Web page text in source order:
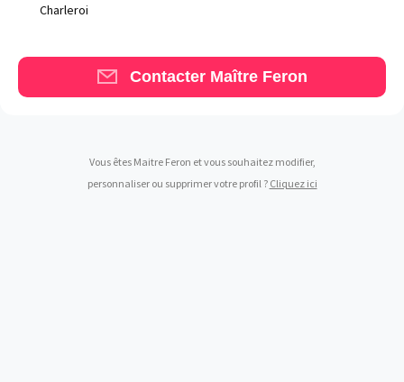
Blog
Qui sommes-nous
Charleroi
Contacter Maître Feron
Vous êtes Maitre Feron et vous souhaitez modifier,
personnaliser ou supprimer votre profil ? Cliquez ici